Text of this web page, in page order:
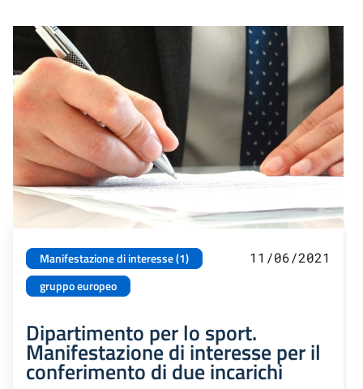
Manifestazione di interesse (1)
gruppo europeo
11/06/2021
Dipartimento per lo sport.
Manifestazione di interesse per il
conferimento di due incarichi